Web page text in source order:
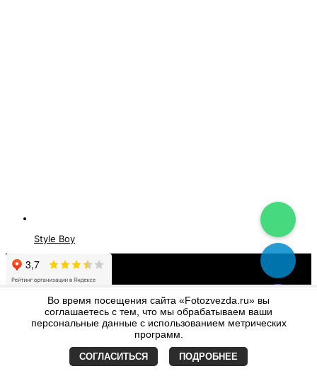
Style Boy
Фото Звезда - Все права защищены
Политика конфиденциальности
О компании
Во время посещения сайта «Fotozvezda.ru» вы
соглашаетесь с тем, что мы обрабатываем ваши
персональные данные с использованием метрических
программ.
СОГЛАСИТЬСЯ ПОДРОБНЕЕ